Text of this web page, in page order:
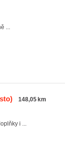
...
148,05 km
i ...